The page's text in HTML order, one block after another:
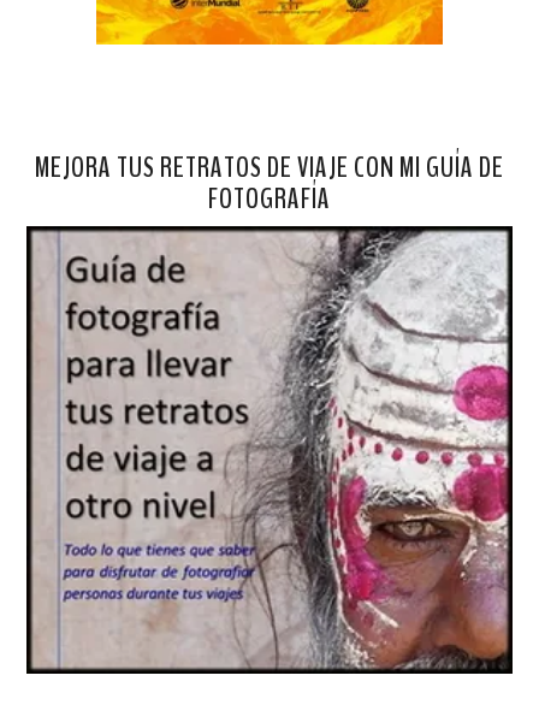
MEJORA TUS RETRATOS DE VIAJE CON MI GUÍA DE
FOTOGRAFÍA